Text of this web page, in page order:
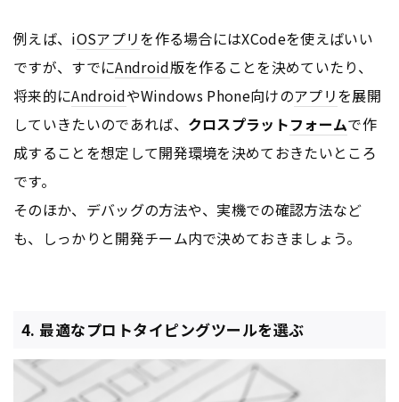
例えば、iOSアプリを作る場合にはXCodeを使えばいい
ですが、すでにAndroid版を作ることを決めていたり、
将来的にAndroidやWindows Phone向けのアプリを展開
していきたいのであれば、 クロスプラットフォームで作
成することを想定して開発環境を決めておきたいところ
です。
そのほか、デバッグの方法や、実機での確認方法など
も、しっかりと開発チーム内で決めておきましょう。
4. 最適なプロトタイピングツールを選ぶ